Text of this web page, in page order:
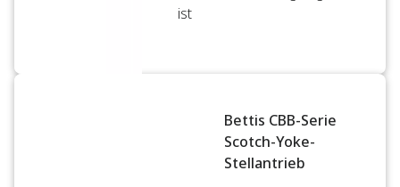
ist
Bettis CBB-Serie
Scotch-Yoke-
Stellantrieb